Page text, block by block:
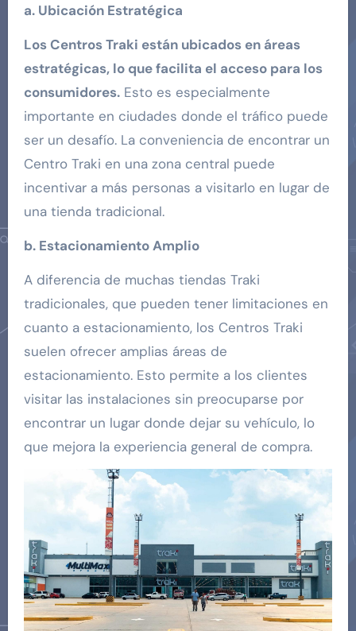
a. Ubicación Estratégica
Los Centros Traki están ubicados en áreas
estratégicas, lo que facilita el acceso para los
consumidores.Esto es especialmente
importante en ciudades donde el tráfico puede
ser un desafío. La conveniencia de encontrar un
Centro Traki en una zona central puede
incentivar a más personas a visitarlo en lugar de
una tienda tradicional.
b. Estacionamiento Amplio
A diferencia de muchas tiendas Traki
tradicionales, que pueden tener limitaciones en
cuanto a estacionamiento, los Centros Traki
suelen ofrecer amplias áreas de
estacionamiento. Esto permite a los clientes
visitar las instalaciones sin preocuparse por
encontrar un lugar donde dejar su vehículo, lo
que mejora la experiencia general de compra.